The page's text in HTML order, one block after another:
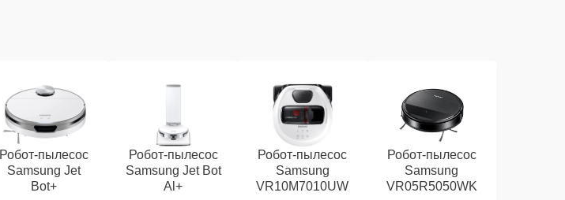
Робот-пылесос
Samsung Jet
Bot+
Робот-пылесос
Samsung Jet Bot
Al+
Робот-пылесос
Samsung
VR10M7010UW
Робот-пылесос
Samsung
VR05R5050WK